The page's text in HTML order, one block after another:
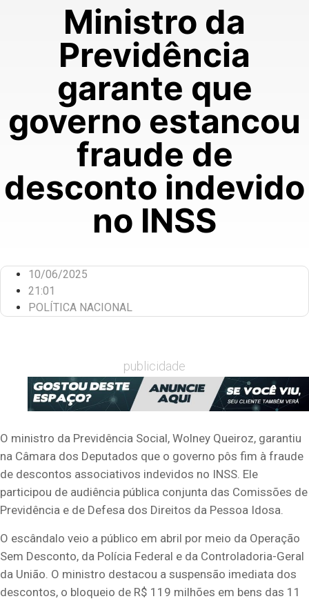
Ministro da
Previdência
garante que
governo estancou
fraude de
desconto indevido
no INSS
10/06/2025
21:01
POLÍTICA NACIONAL
publicidade
O ministro da Previdência Social, Wolney Queiroz, garantiu
na Câmara dos Deputados que o governo pôs fim à fraude
de descontos associativos indevidos no INSS. Ele
participou de audiência pública conjunta das Comissões de
Previdência e de Defesa dos Direitos da Pessoa Idosa.
O escândalo veio a público em abril por meio da Operação
Sem Desconto, da Polícia Federal e da Controladoria-Geral
da União. O ministro destacou a suspensão imediata dos
descontos, o bloqueio de R$ 119 milhões em bens das 11